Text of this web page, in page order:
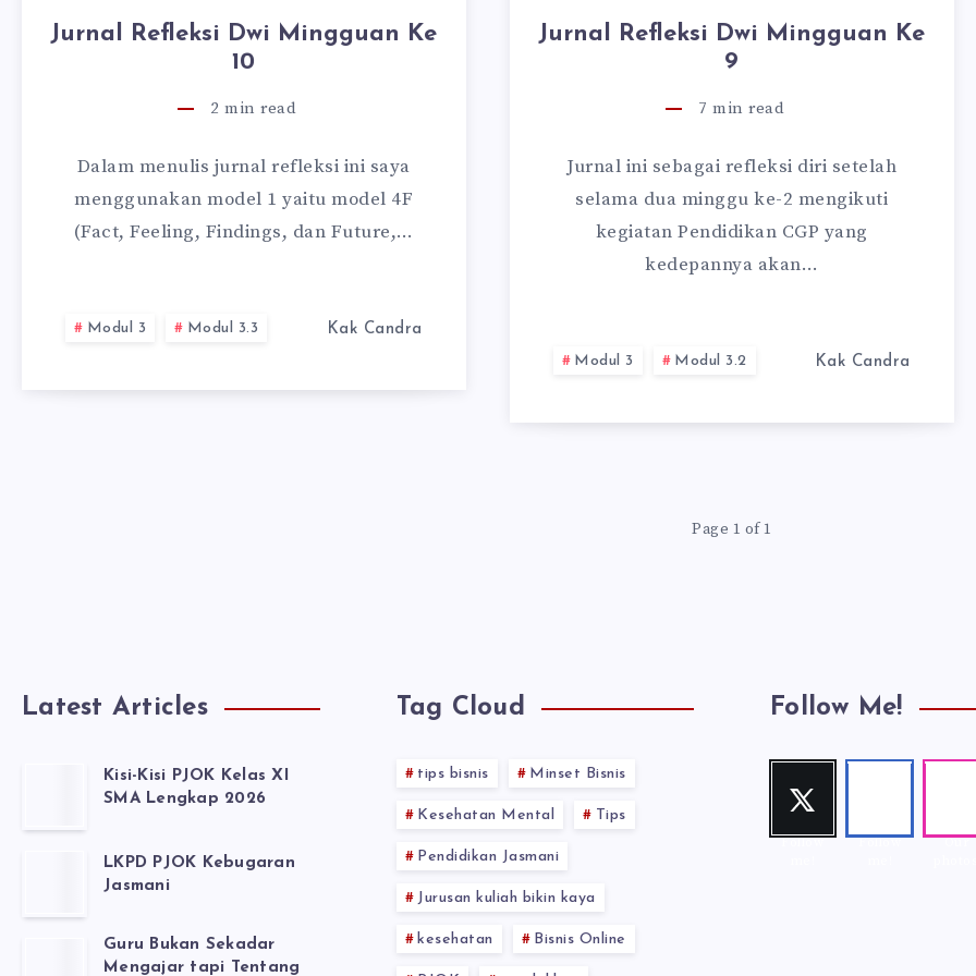
Jurnal Refleksi Dwi Mingguan Ke
10
2 min read
Dalam menulis jurnal refleksi ini saya
menggunakan model 1 yaitu model 4F
(Fact, Feeling, Findings, dan Future,…
Modul 3 Modul 3.3 Kak Candra
Jurnal Refleksi Dwi Mingguan Ke
9
7 min read
Jurnal ini sebagai refleksi diri setelah
selama dua minggu ke-2 mengikuti
kegiatan Pendidikan CGP yang
kedepannya akan…
Modul 3 Modul 3.2 Kak Candra
Page 1 of 1
Latest Articles
Kisi-Kisi PJOK Kelas XI
SMA Lengkap 2026
LKPD PJOK Kebugaran
Jasmani
Guru Bukan Sekadar
Mengajar tapi Tentang
Tag Cloud
tips bisnis Minset Bisnis
Kesehatan Mental Tips
Pendidikan Jasmani
Jurusan kuliah bikin kaya
kesehatan Bisnis Online
Follow Me!
Twitt
er
Follow
Follow
Our